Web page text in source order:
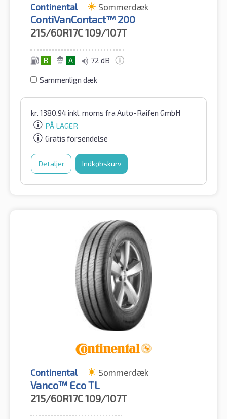
Continental Sommerdæk
ContiVanContact™ 200
215/60R17C109/107T
B A 72 dB
Sammenlign dæk
kr. 1380.94inkl. moms fra Auto-Raifen GmbH
PÅ LAGER
Gratis forsendelse
Detaljer Indkøbskurv
Continental Sommerdæk
Vanco™ Eco TL
215/60R17C109/107T